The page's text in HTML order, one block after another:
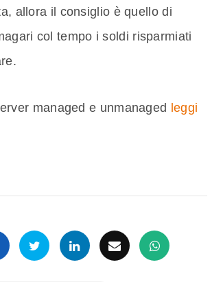
allora il consiglio è quello di
col tempo i soldi risparmiati
managed e unmanaged leggi